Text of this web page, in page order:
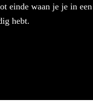
einde waan je je in
hebt.